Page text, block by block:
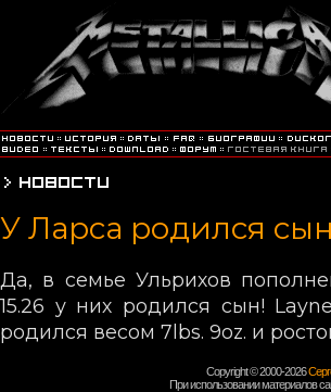
У Ларса родился
Да, в семье Ульрихов
15.26 у них родился сын!
родился весом 7lbs. 9oz. и
Copyright © 2000-2026
При использовании материалов